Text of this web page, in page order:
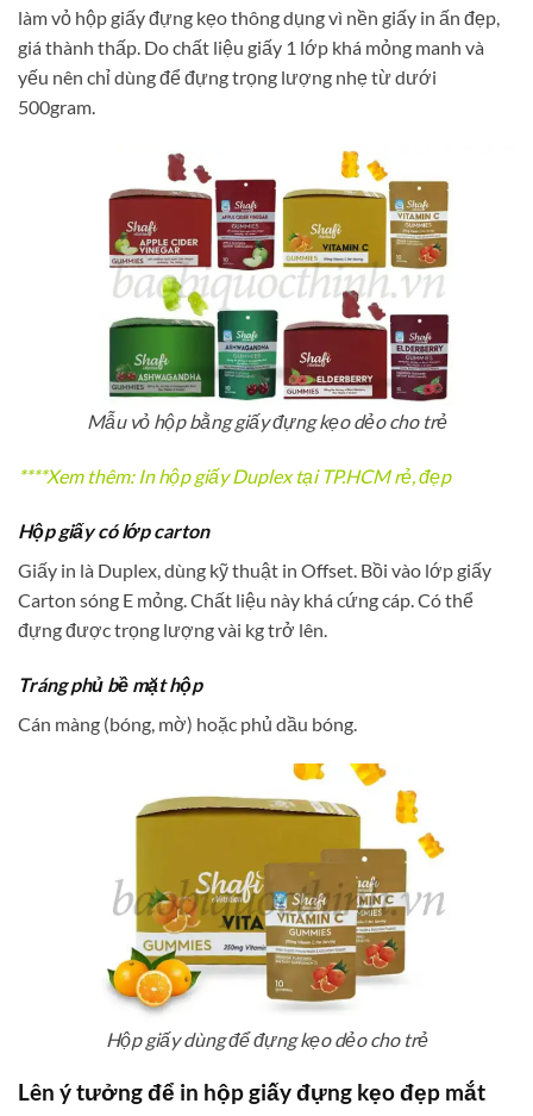
làm vỏ hộp giấy đựng kẹo thông dụng vì nền giấy in ấn đẹp,
giá thành thấp. Do chất liệu giấy 1 lớp khá mỏng manh và
yếu nên chỉ dùng để đựng trọng lượng nhẹ từ dưới
500gram.
Mẫu vỏ hộp bằng giấy đựng kẹo dẻo cho trẻ
****Xem thêm: In hộp giấy Duplex tại TP.HCM rẻ, đẹp
Hộp giấy có lớp carton
Giấy in là Duplex, dùng kỹ thuật in Offset. Bồi vào lớp giấy
Carton sóng E mỏng. Chất liệu này khá cứng cáp. Có thể
đựng được trọng lượng vài kg trở lên.
Tráng phủ bề mặt hộp
Cán màng (bóng, mờ) hoặc phủ dầu bóng.
Hộp giấy dùng để đựng kẹo dẻo cho trẻ
Lên ý tưởng để in hộp giấy đựng kẹo đẹp mắt